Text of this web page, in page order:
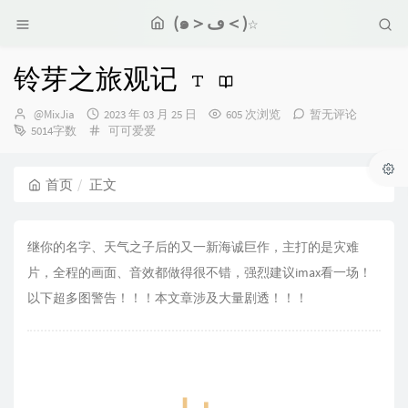
(๑＞ڡ＜)☆
铃芽之旅观记
博
主：
@MixJia
发
布
2023 年 03 月 25 日 605 次浏览
暂无评论
5014字数
分
可可爱爱
首页 正文
继你的名字、天气之子后的又一新海诚巨作，主打的是灾难
片，全程的画面、音效都做得很不错，强烈建议imax看一场！
以下超多图警告！！！本文章涉及大量剧透！！！